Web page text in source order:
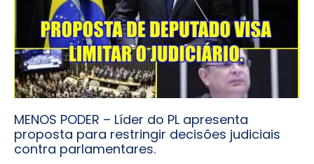
MENOS PODER – Líder do PL apresenta
proposta para restringir decisões judiciais
contra parlamentares.